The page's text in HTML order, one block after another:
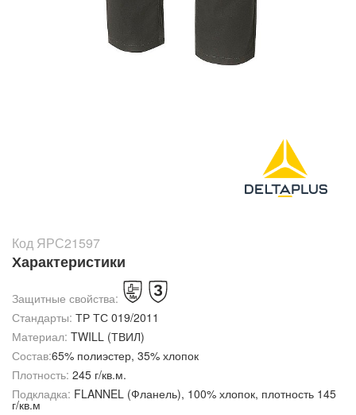
Код ЯРС21597
Характеристики
Защитные свойства:
Стандарты: ТР ТС 019/2011
Материал: TWILL (ТВИЛ)
Состав:65% полиэстер, 35% хлопок
Плотность: 245 г/кв.м.
Подкладка: FLANNEL (Фланель), 100% хлопок, плотность 145
г/кв.м